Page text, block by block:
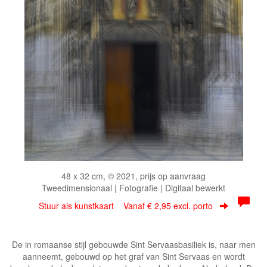
48 x 32 cm, © 2021, prijs op aanvraag
Tweedimensionaal | Fotografie | Digitaal bewerkt
Stuur als kunstkaart Vanaf € 2,95 excl. porto
De in romaanse stijl gebouwde Sint Servaasbasiliek is, naar men
aanneemt, gebouwd op het graf van Sint Servaas en wordt